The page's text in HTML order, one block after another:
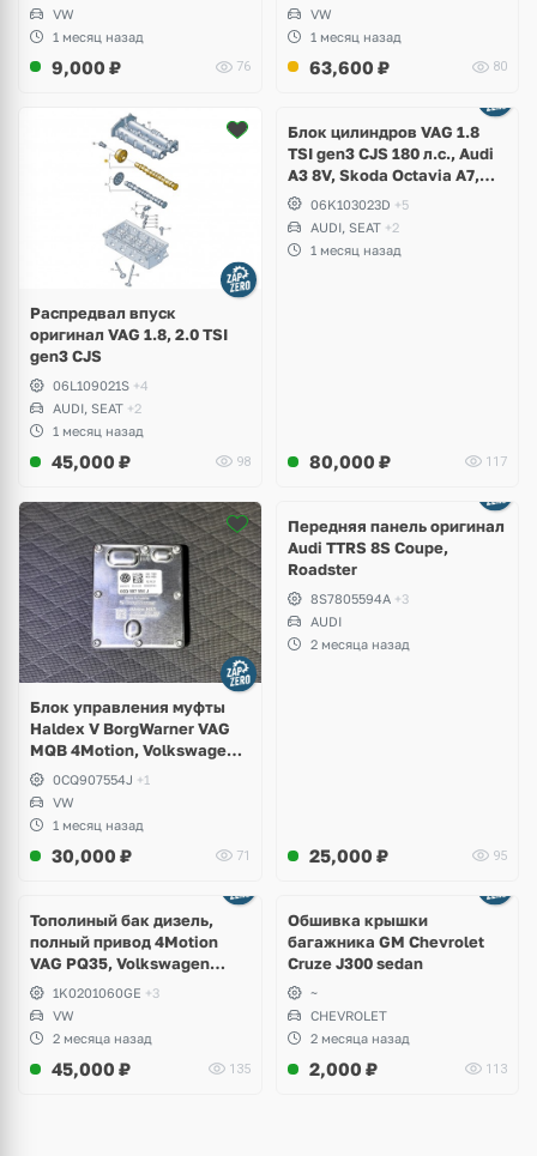
VW
1 месяц назад
9,000 ₽ 76
VW
1 месяц назад
63,600 ₽ 80
Распредвал впуск
оригинал VAG 1.8, 2.0 TSI
gen3 CJS
06L109021S +4
AUDI, SEAT +2
1 месяц назад
45,000 ₽ 98
2 фото
Блок цилиндров VAG 1.8
TSI gen3 CJS 180 л.с., Audi
A3 8V, Skoda Octavia A7,
Superb, Volkswagen Passat
B8, Golf VII Alltrack, Seat
Leon
06K103023D +5
AUDI, SEAT +2
1 месяц назад
80,000 ₽ 117
Блок управления муфты
Haldex V BorgWarner VAG
MQB 4Motion, Volkswagen
Tiguan
0CQ907554J +1
VW
1 месяц назад
30,000 ₽ 71
2 фото
Передняя панель оригинал
Audi TTRS 8S Coupe,
Roadster
8S7805594A +3
AUDI
2 месяца назад
25,000 ₽ 95
Тополиный бак дизель,
полный привод 4Motion
VAG PQ35, Volkswagen
Scirocco, Golf V, VI, Skoda
Yeti, Octavia A5, Superb,
Audi A3, Seat Altea
1K0201060GE +3
VW
2 месяца назад
45,000 ₽ 135
Обшивка крышки
багажника GM Chevrolet
Cruze J300 sedan
~
CHEVROLET
2 месяца назад
2,000 ₽ 113